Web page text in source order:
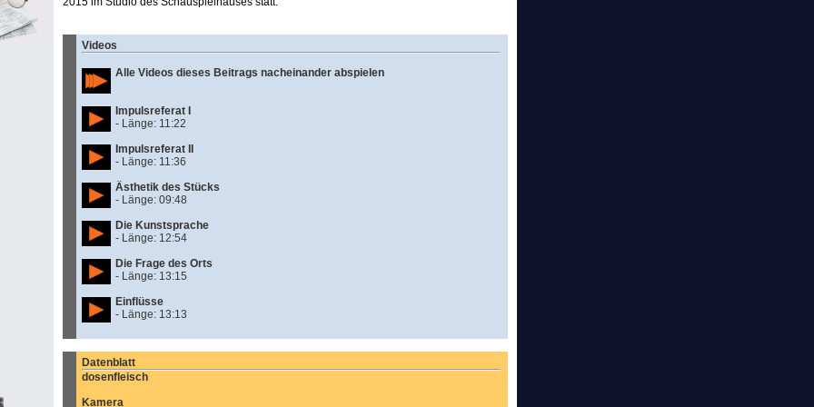
Videos
Alle Videos dieses Beitrags nacheinander abspielen
Impulsreferat I
- Länge: 11:22
Impulsreferat II
- Länge: 11:36
Ästhetik des Stücks
- Länge: 09:48
Die Kunstsprache
- Länge: 12:54
Die Frage des Orts
- Länge: 13:15
Einflüsse
- Länge: 13:13
Datenblatt
dosenfleisch
Kamera